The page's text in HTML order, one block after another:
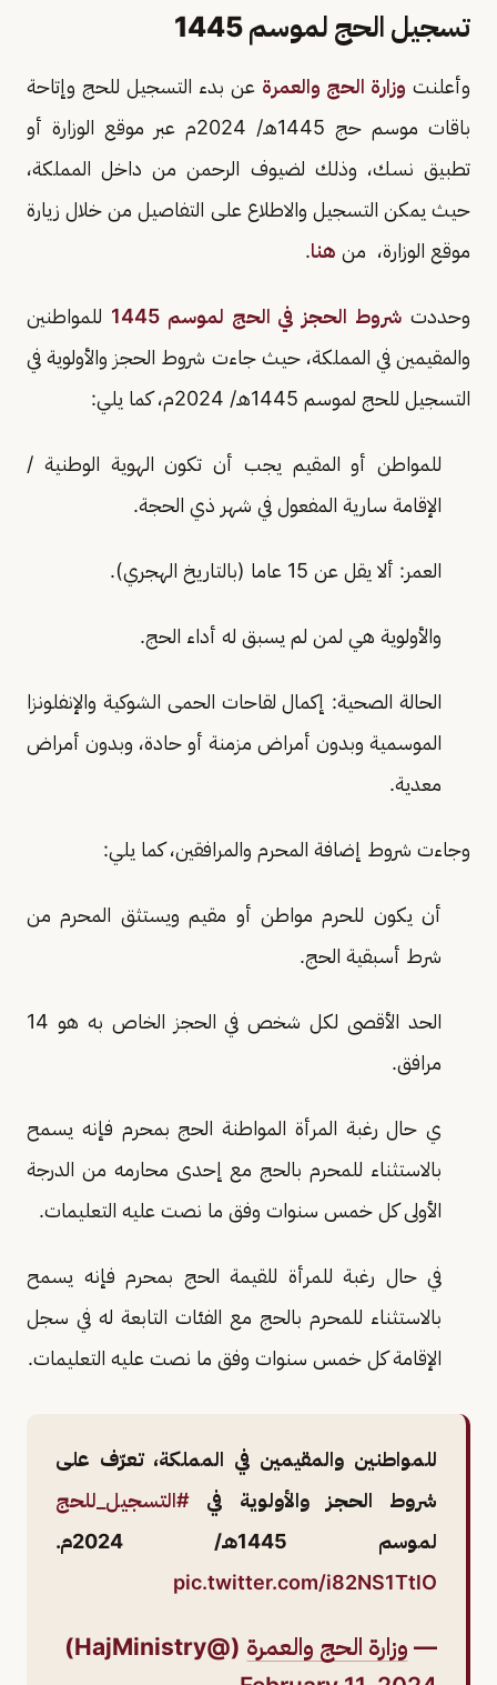
تسجيل الحج لموسم 1445
وأعلنت وزارة الحج والعمرة عن بدء التسجيل للحج وإتاحة
باقات موسم حج 1445هـ/ 2024م عبر موقع الوزارة أو
تطبيق نسك، وذلك لضيوف الرحمن من داخل المملكة،
حيث يمكن التسجيل والاطلاع على التفاصيل من خلال زيارة
موقع الوزارة، من هنا.
وحددت شروط الحجز في الحج لموسم 1445
للمواطنين
والمقيمين في المملكة، حيث جاءت شروط الحجز والأولوية في
التسجيل للحج لموسم 1445هـ/ 2024م، كما يلي:
للمواطن أو المقيم يجب أن تكون الهوية الوطنية /
الإقامة سارية المفعول في شهر ذي الحجة.
العمر: ألا يقل عن 15 عاما (بالتاريخ الهجري).
والأولوية هي لمن لم يسبق له أداء الحج.
الحالة الصحية: إكمال لقاحات الحمى الشوكية والإنفلونزا
الموسمية وبدون أمراض مزمنة أو حادة، وبدون أمراض
معدية.
وجاءت شروط إضافة المحرم والمرافقين، كما يلي:
أن يكون للحرم مواطن أو مقيم ويستثق المحرم من
شرط أسبقية الحج.
الحد الأقصى لكل شخص في الحجز الخاص به هو 14
مرافق.
ي حال رغبة المرأة المواطنة الحج بمحرم فإنه يسمح
بالاستثناء للمحرم بالحج مع إحدى محارمه من الدرجة
الأولى كل خمس سنوات وفق ما نصت عليه التعليمات.
في حال رغبة للمرأة للقيمة الحج بمحرم فإنه يسمح
بالاستثناء للمحرم بالحج مع الفئات التابعة له في سجل
الإقامة كل خمس سنوات وفق ما نصت عليه التعليمات.
للمواطنين والمقيمين في المملكة، تعرّف على
شروط الحجز والأولوية في #التسجيل_للحج
لموسم 1445هـ/ 2024م.
pic.twitter.com/i82NS1TtlO
— وزارة الحج والعمرة (@HajMinistry)